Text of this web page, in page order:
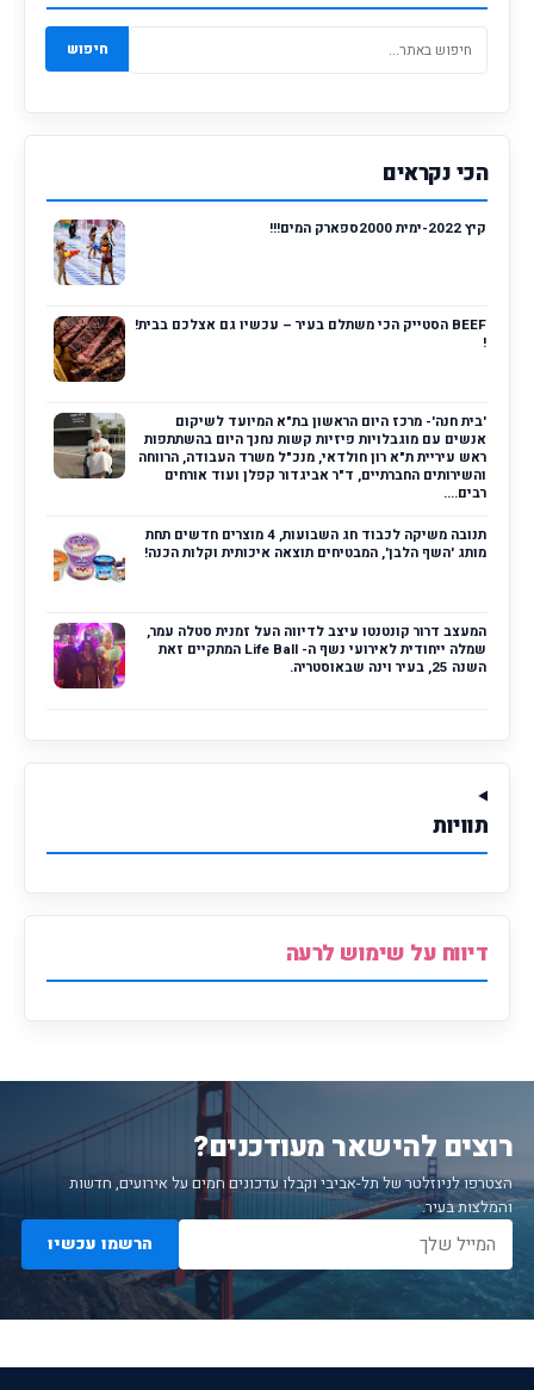
חיפוש
הכי נקראים
קיץ 2022-ימית 2000ספארק המים!!!
BEEF הסטייק הכי משתלם בעיר – עכשיו גם אצלכם בבית!
!
'בית חנה'- מרכז היום הראשון בת"א המיועד לשיקום
אנשים עם מוגבלויות פיזיות קשות נחנך היום בהשתתפות
ראש עיריית ת"א רון חולדאי, מנכ"ל משרד העבודה, הרווחה
והשירותים החברתיים, ד"ר אביגדור קפלן ועוד אורחים
רבים....
תנובה משיקה לכבוד חג השבועות, 4 מוצרים חדשים תחת
מותג 'השף הלבן', המבטיחים תוצאה איכותית וקלות הכנה!
המעצב דרור קונטנטו עיצב לדיווה העל זמנית סטלה עמר,
שמלה ייחודית לאירועי נשף ה- Life Ball המתקיים זאת
השנה 25, בעיר וינה שבאוסטריה.
תוויות
דיווח על שימוש לרעה
רוצים להישאר מעודכנים?
הצטרפו לניוזלטר של תל-אביבי וקבלו עדכונים חמים על אירועים, חדשות
והמלצות בעיר.
הרשמו עכשיו